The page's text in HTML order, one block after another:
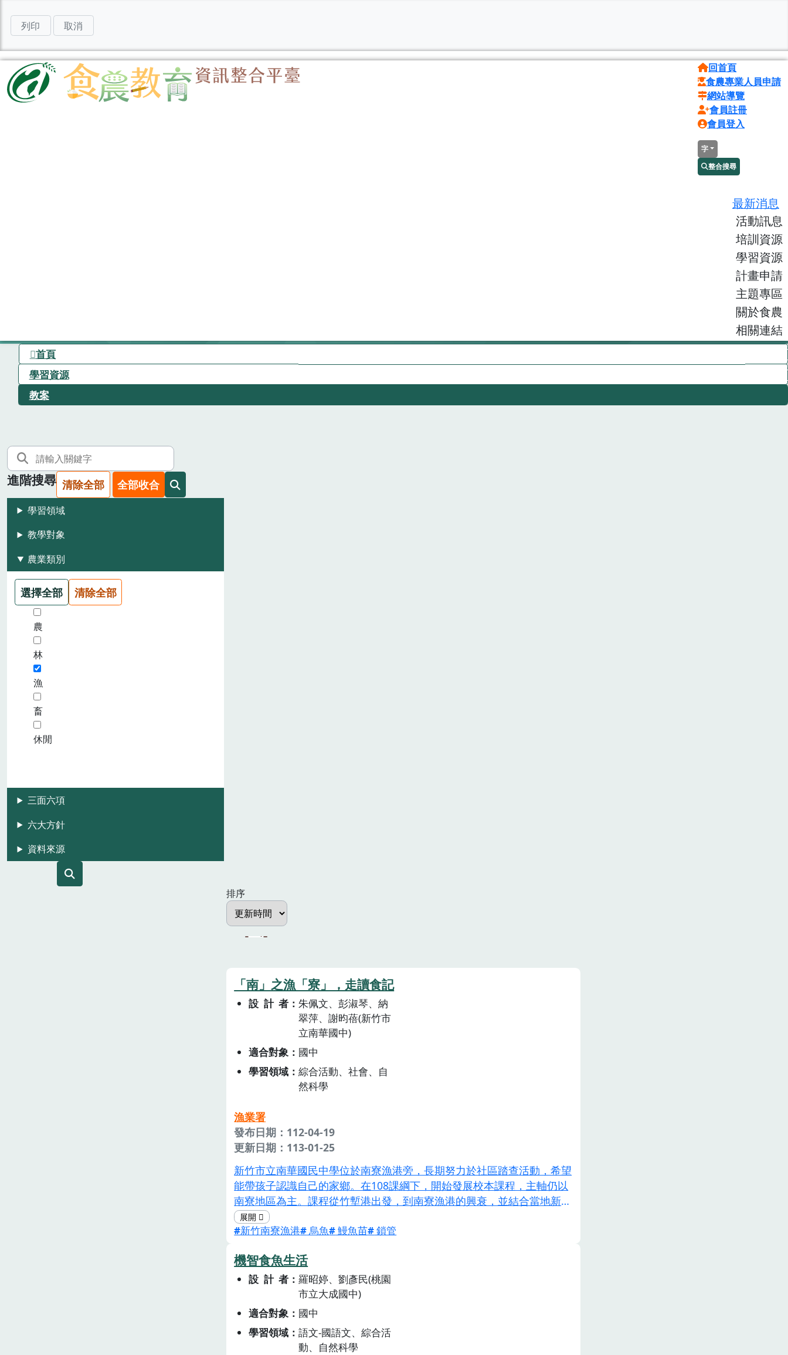
列印 取消
回首頁
食農專業人員申請
網站導覽
會員註冊
會員登入
字
整合搜尋
最新消息
活動訊息
培訓資源
學習資源
計畫申請
主題專區
關於食農
相關連結
首頁
學習資源
教案
進階搜尋 清除全部 全部收合
學習領域
教學對象
農業類別
選擇全部 清除全部
農
林
漁
畜
休閒
三面六項
六大方針
資料來源
排序
「南」之漁「寮」，走讀食記
設計者
朱佩文、彭淑琴、納
翠萍、謝昀蓓(新竹市
立南華國中)
適合對象
國中
學習領域
綜合活動、社會、自
然科學
漁業署
發布日期：112-04-19
更新日期：113-01-25
新竹市立南華國民中學位於南寮漁港旁，長期努力於社區踏查活動，希望
能帶孩子認識自己的家鄉。在108課綱下，開始發展校本課程，主軸仍以
南寮地區為主。課程從竹塹港出發，到南寮漁港的興衰，並結合當地新竹
漁港漁獲，讓孩子可以認識新竹漁港的漁獲產品—烏魚、鰻魚苗、鎖管。
除了認識之外，也告訴學生如何挑選新鮮魚貨，結合家庭教育，從購買到
合平時上課所學，也帶入當地社區團體—新竹市風動竹塹文化協會、五代
造船廠與南寮漁港田媽媽餐廳，讓學生可以應用所學，當個在地的南寮
新竹南寮漁港 烏魚 鰻魚苗 鎖管
機智食魚生活
設計者
羅昭婷、劉彥民(桃園
市立大成國中)
適合對象
國中
學習領域
語文-國語文、綜合活
動、自然科學